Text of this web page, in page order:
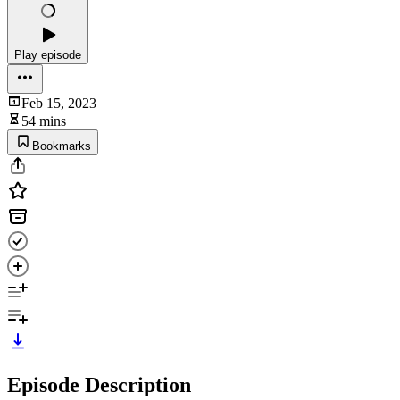
Play episode
Feb 15, 2023
54 mins
Bookmarks
Episode Description